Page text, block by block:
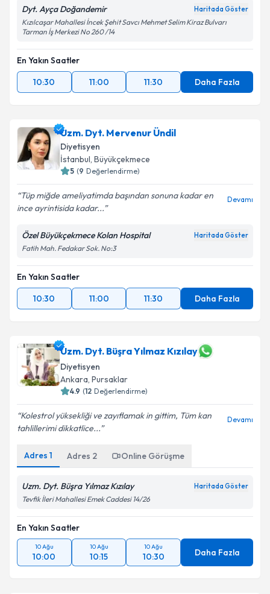
Dyt. Ayça Doğandemir Haritada Göster
Kızılcaşar Mahallesi İncek Şehit Savcı Mehmet Selim Kiraz Bulvarı
Tarman İş Merkezi No 260 /14
En Yakın Saatler
10:30
11:00 11:30 Daha Fazla
Uzm. Dyt. Mervenur Ündil
Diyetisyen
İstanbul, Büyükçekmece
5 (9 Değerlendirme)
Tüp miğde ameliyatimda başından sonuna kadar en
ince ayrintisida kadar...
Devamı
Özel Büyükçekmece Kolan Hospital Haritada Göster
Fatih Mah. Fedakar Sok. No:3
En Yakın Saatler
10:30
11:00 11:30 Daha Fazla
Uzm. Dyt. Büşra Yılmaz Kızılay
Diyetisyen
Ankara, Pursaklar
4.9 (12 Değerlendirme)
Kolestrol yüksekliği ve zayıflamak in gittim, Tüm kan
tahlillerimi dikkatlice...
Devamı
Adres 1 Adres 2 Online Görüşme
Uzm. Dyt. Büşra Yılmaz Kızılay Haritada Göster
Tevfik İleri Mahallesi Emek Caddesi 14/26
En Yakın Saatler
10 Ağu
10:00
10 Ağu
10:15
10 Ağu
10:30 Daha Fazla